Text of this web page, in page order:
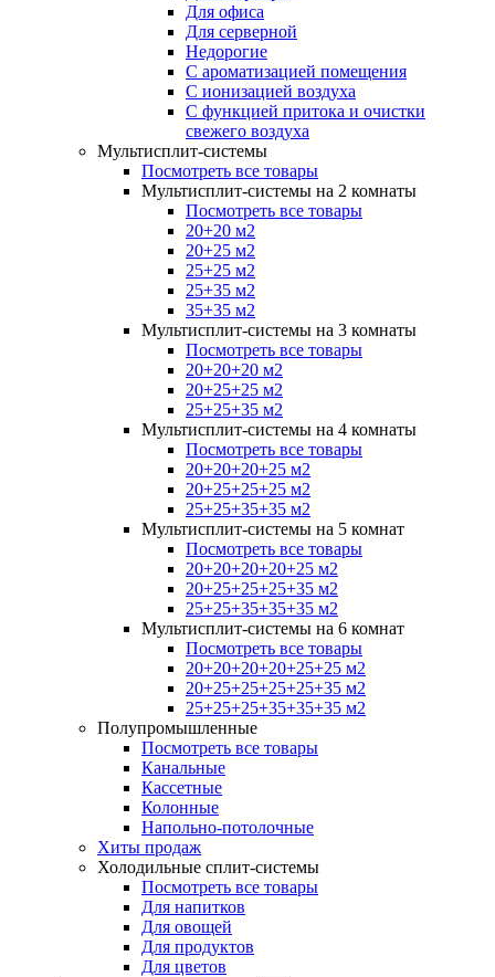
Для офиса
Для серверной
Недорогие
С ароматизацией помещения
С ионизацией воздуха
С функцией притока и очистки
свежего воздуха
Мультисплит-системы
Посмотреть все товары
Мультисплит-системы на 2 комнаты
Посмотреть все товары
20+20 м2
20+25 м2
25+25 м2
25+35 м2
35+35 м2
Мультисплит-системы на 3 комнаты
Посмотреть все товары
20+20+20 м2
20+25+25 м2
25+25+35 м2
Мультисплит-системы на 4 комнаты
Посмотреть все товары
20+20+20+25 м2
20+25+25+25 м2
25+25+35+35 м2
Мультисплит-системы на 5 комнат
Посмотреть все товары
20+20+20+20+25 м2
20+25+25+25+35 м2
25+25+35+35+35 м2
Мультисплит-системы на 6 комнат
Посмотреть все товары
20+20+20+20+25+25 м2
20+25+25+25+25+35 м2
25+25+25+35+35+35 м2
Полупромышленные
Посмотреть все товары
Канальные
Кассетные
Колонные
Напольно-потолочные
Хиты продаж
Холодильные сплит-системы
Посмотреть все товары
Для напитков
Для овощей
Для продуктов
Для цветов